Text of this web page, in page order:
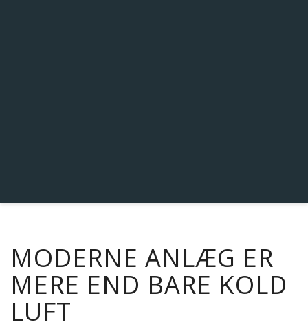
MODERNE ANLÆG ER
MERE END BARE KOLD
LUFT